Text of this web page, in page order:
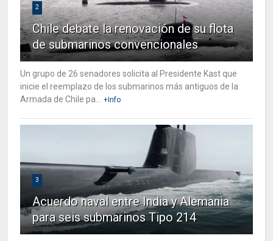
2
Chile debate la renovación de su flota
de submarinos convencionales
Un grupo de 26 senadores solicita al Presidente Kast que
inicie el reemplazo de los submarinos más antiguos de la
Armada de Chile pa... +Info
3
Acuerdo naval entre India y Alemania
para seis submarinos Tipo 214